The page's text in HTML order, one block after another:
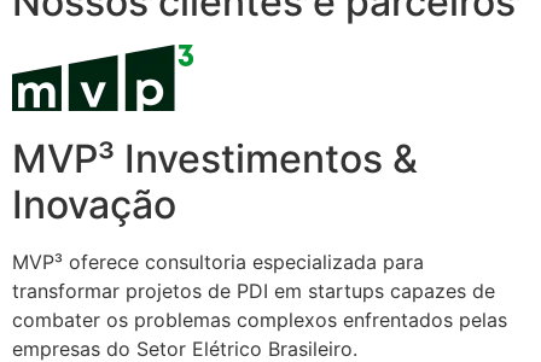
MVP³ Investimentos &
Inovação
MVP³ oferece consultoria especializada para
transformar projetos de PDI em startups capazes de
combater os problemas complexos enfrentados pelas
empresas do Setor Elétrico Brasileiro.